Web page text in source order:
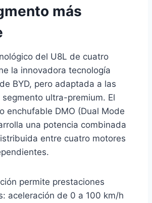
más
del U8L de cuatro
la innovadora tecnología
BYD, pero adaptada a las
ultra-premium. El
enchufable DMO (Dual Mode
una potencia combinada
entre cuatro motores
permite prestaciones
aceleración de 0 a 100 km/h